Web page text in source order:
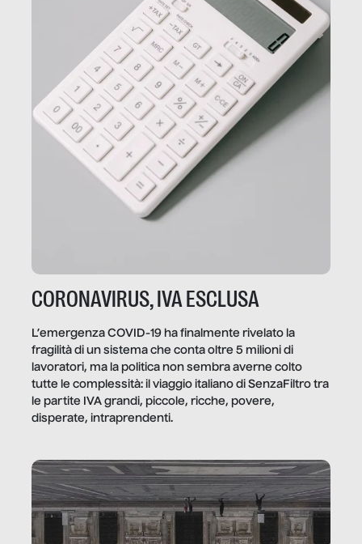
CORONAVIRUS, IVA ESCLUSA
L’emergenza COVID-19 ha finalmente rivelato la
fragilità di un sistema che conta oltre 5 milioni di
lavoratori, ma la politica non sembra averne colto
tutte le complessità: il viaggio italiano di SenzaFiltro tra
le partite IVA grandi, piccole, ricche, povere,
disperate, intraprendenti.